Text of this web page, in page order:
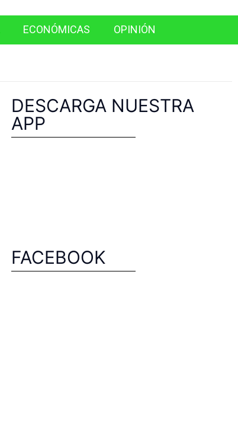
ECONÓMICAS OPINIÓN
DESCARGA NUESTRA
APP
FACEBOOK